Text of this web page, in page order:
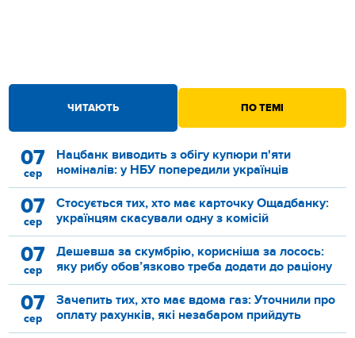
ЧИТАЮТЬ ПО ТЕМІ
07
сер
Нацбанк виводить з обігу купюри п'яти
номіналів: у НБУ попередили українців
07
сер
Стосується тих, хто має карточку Ощадбанку:
українцям скасували одну з комісій
07
сер
Дешевша за скумбрію, корисніша за лосось:
яку рибу обов’язково треба додати до раціону
07
сер
Зачепить тих, хто має вдома газ: Уточнили про
оплату рахунків, які незабаром прийдуть